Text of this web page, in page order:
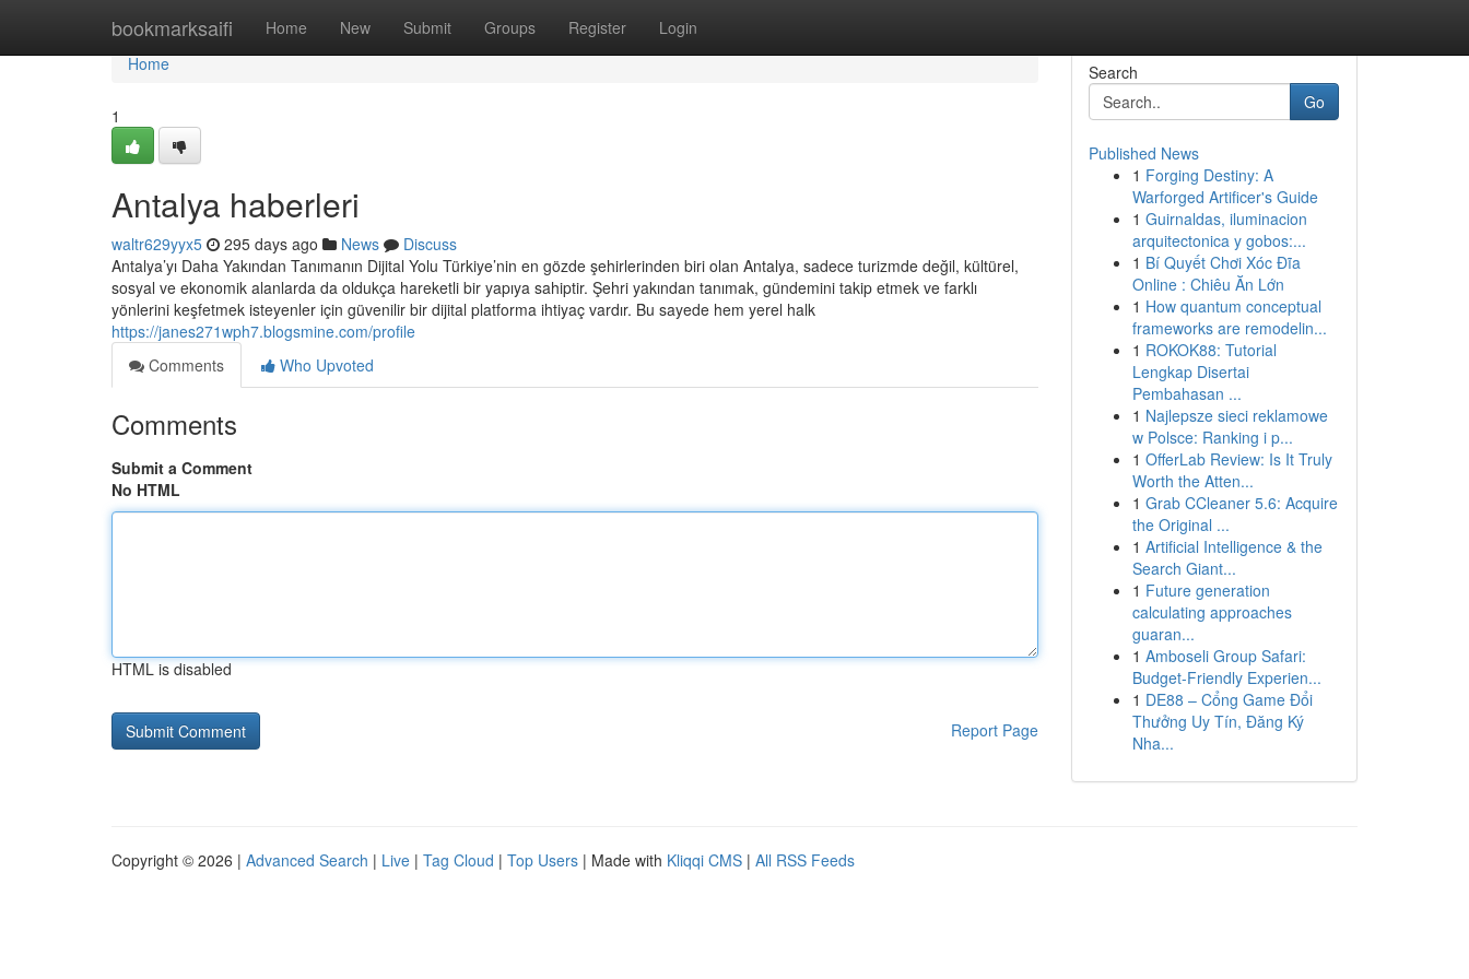
bookmarksaifi Home New Submit Groups Register Login
Home
Home
1
Antalya haberleri
waltr629yyx5 295 days ago News
Discuss
Antalya’yı Daha Yakından Tanımanın Dijital Yolu Türkiye’nin en gözde şehirlerinden biri olan Antalya, sadece turizmde değil, kültürel,
sosyal ve ekonomik alanlarda da oldukça hareketli bir yapıya sahiptir. Şehri yakından tanımak, gündemini takip etmek ve farklı
yönlerini keşfetmek isteyenler için güvenilir bir dijital platforma ihtiyaç vardır. Bu sayede hem yerel halk
https://janes271wph7.blogsmine.com/profile
Comments
Who Upvoted
Comments
Submit a Comment
No HTML
HTML is disabled
Report Page
Search
Go
Published News
1 Forging Destiny: A
Warforged Artificer's Guide
1 Guirnaldas, iluminacion
arquitectonica y gobos:...
1 Bí Quyết Chơi Xóc Đĩa
Online : Chiêu Ăn Lớn
1 How quantum conceptual
frameworks are remodelin...
1 ROKOK88: Tutorial
Lengkap Disertai
Pembahasan ...
1 Najlepsze sieci reklamowe
w Polsce: Ranking i p...
1 OfferLab Review: Is It Truly
Worth the Atten...
1 Grab CCleaner 5.6: Acquire
the Original ...
1 Artificial Intelligence & the
Search Giant...
1 Future generation
calculating approaches
guaran...
1 Amboseli Group Safari:
Budget-Friendly Experien...
1 DE88 – Cổng Game Đổi
Thưởng Uy Tín, Đăng Ký
Nha...
Copyright © 2026 | Advanced Search | Live | Tag Cloud | Top Users | Made with Kliqqi CMS | All RSS Feeds